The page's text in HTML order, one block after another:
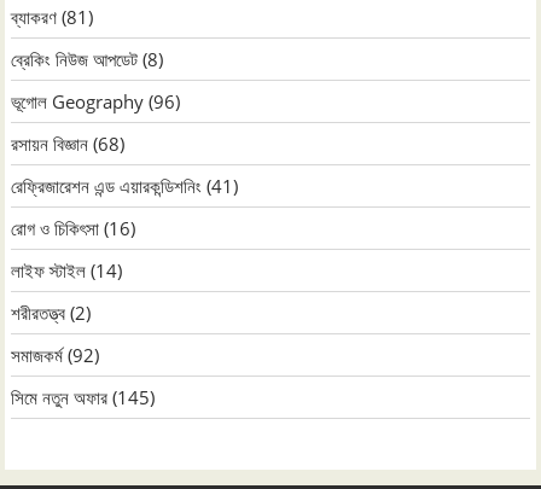
ব্যাকরণ (81)
ব্রেকিং নিউজ আপডেট (8)
ভূগোল Geography (96)
রসায়ন বিজ্ঞান (68)
রেফ্রিজারেশন এন্ড এয়ারকন্ডিশনিং (41)
রোগ ও চিকিৎসা (16)
লাইফ স্টাইল (14)
শরীরতত্ত্ব (2)
সমাজকর্ম(92)
সিমে নতুন ‍অফার (145)